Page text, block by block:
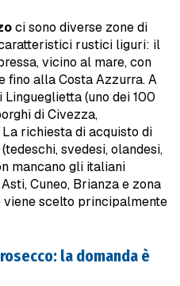
ci sono diverse zone di
rustici liguri: il
vicino al mare, con
fino alla Costa Azzurra. A
(uno dei 100
di Civezza,
richiesta di acquisto di
svedesi, olandesi,
mancano gli italiani
Cuneo, Brianza e zona
scelto principalmente
la domanda è